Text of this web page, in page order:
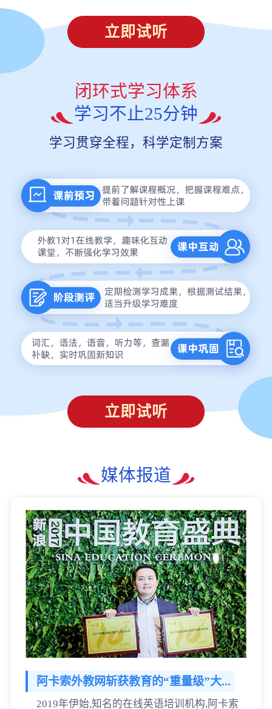
立即试听
闭环式学习体系
学习不止25分钟
学习贯穿全程，科学定制方案
立即试听
媒体报道
阿卡索外教网斩获教育的“重量级”大...
2019年伊始,知名的在线英语培训机构,阿卡索